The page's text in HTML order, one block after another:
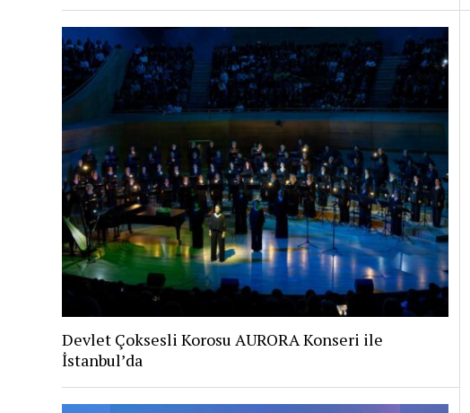
Devlet Çoksesli Korosu AURORA Konseri ile
İstanbul’da